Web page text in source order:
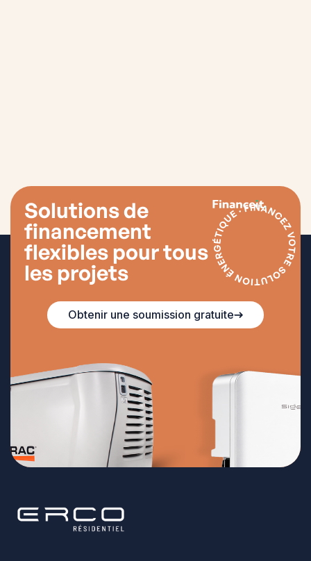
Solutions de
financement
flexibles pour tous
les projets
Obtenir une soumission gratuite